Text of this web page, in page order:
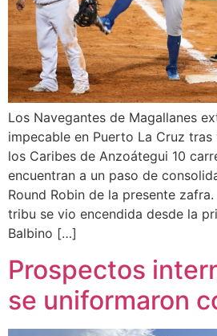
Los Navegantes de Magallanes
impecable en Puerto La Cruz tras
los Caribes de Anzoátegui 10
encuentran a un paso de
Round Robin de la presente
tribu se vio encendida desde la
Balbino […]
Prospectos
se uniformaron